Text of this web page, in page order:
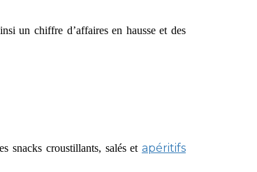
un chiffre d’affaires en hausse et des
snacks croustillants, salés et apéritifs